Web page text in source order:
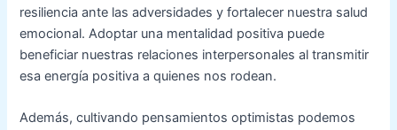
resiliencia ante las adversidades y fortalecer nuestra salud
emocional. Adoptar una mentalidad positiva puede
beneficiar nuestras relaciones interpersonales al transmitir
esa energía positiva a quienes nos rodean.
Además, cultivando pensamientos optimistas podemos